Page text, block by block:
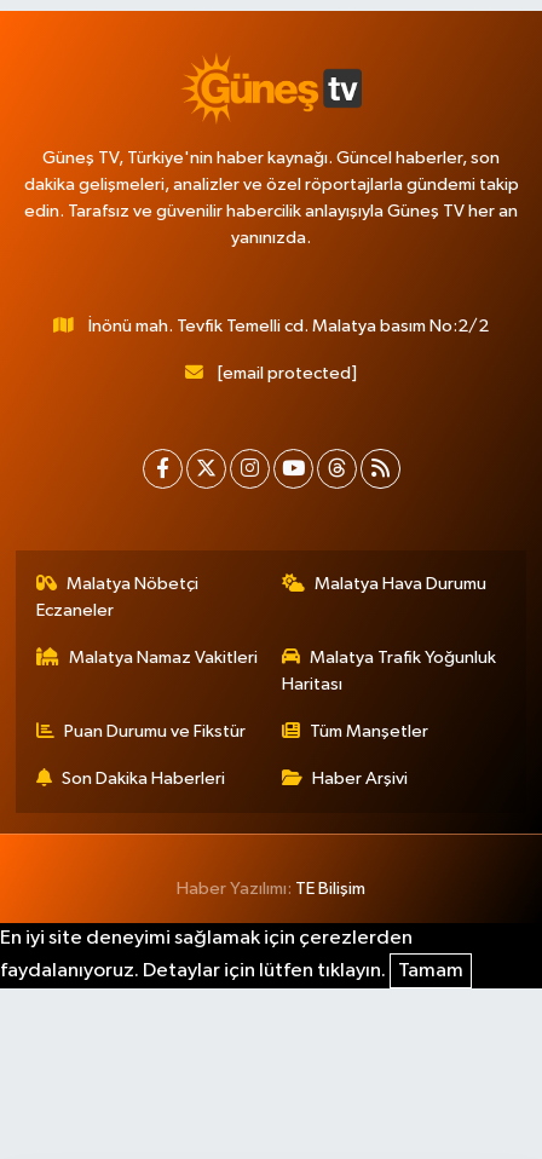
Güneş TV, Türkiye'nin haber kaynağı. Güncel haberler, son
dakika gelişmeleri, analizler ve özel röportajlarla gündemi takip
edin. Tarafsız ve güvenilir habercilik anlayışıyla Güneş TV her an
yanınızda.
İnönü mah. Tevfik Temelli cd. Malatya basım No:2/2
[email protected]
Malatya Nöbetçi
Eczaneler
Malatya Hava Durumu
Malatya Namaz Vakitleri
Malatya Trafik Yoğunluk
Haritası
Puan Durumu ve Fikstür Tüm Manşetler
Son Dakika Haberleri Haber Arşivi
Haber Yazılımı: TE Bilişim
En iyi site deneyimi sağlamak için çerezlerden
faydalanıyoruz. Detaylar için lütfen tıklayın.
Tamam